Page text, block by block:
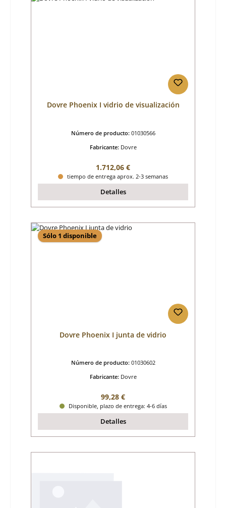
Dovre Phoenix I vidrio de visualización
Número de producto: 01030566
Fabricante: Dovre
Precio normal:
1.712,06 €
tiempo de entrega aprox. 2-3 semanas
Detalles
Sólo 1 disponible
Dovre Phoenix I junta de vidrio
Número de producto: 01030602
Fabricante: Dovre
Precio normal:
99,28 €
Disponible, plazo de entrega: 4-6 días
Detalles